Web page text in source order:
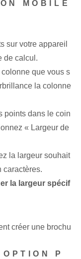
MOBILE
sur votre appareil
de calcul.
que vous s
la colonne
points dans le coin
« Largeur de
la largeur souhait
caractères.
la largeur spécif
créer une brochu
P